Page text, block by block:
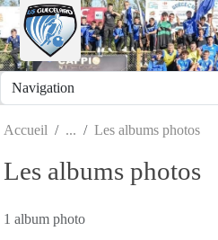
Accueil Les albums photos
Les albums photos
1 album photo
Panneau de gestion des cookies